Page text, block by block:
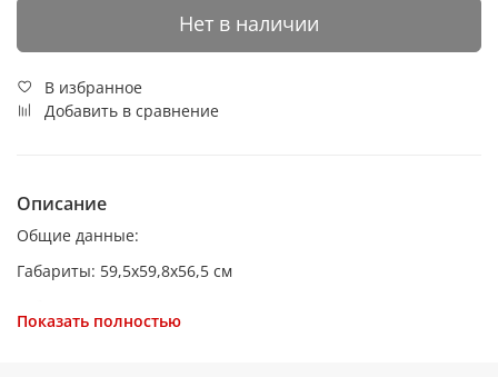
Нет в наличии
В избранное
Добавить в сравнение
Описание
Общие данные:
Габариты: 59,5х59,8х56,5 см
Показать полностью